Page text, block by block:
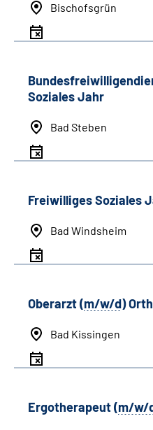
Bischofsgrün
Soziales Jahr
Bad Steben
Freiwilliges Soziales
Bad Windsheim
Oberarzt (m/w/d)
Bad Kissingen
Ergotherapeut (m/w/